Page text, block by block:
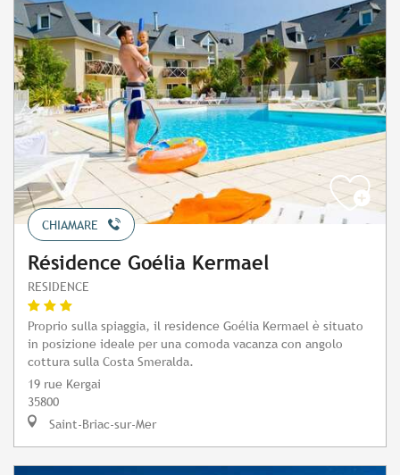
CHIAMARE
Résidence Goélia Kermael
RESIDENCE
Proprio sulla spiaggia, il residence Goélia Kermael è situato
in posizione ideale per una comoda vacanza con angolo
cottura sulla Costa Smeralda.
19 rue Kergai
35800
Saint-Briac-sur-Mer